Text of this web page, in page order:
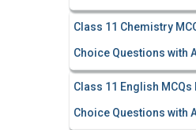
Class 11 Chemistry
Choice Questions with
Class 11 English MCQs
Choice Questions with